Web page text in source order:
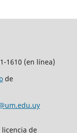
1610 (en línea)
de
licencia de